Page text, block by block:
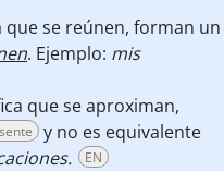
que se reúnen, forman un
. Ejemplo: mis
que se aproximan,
y no es equivalente
EN